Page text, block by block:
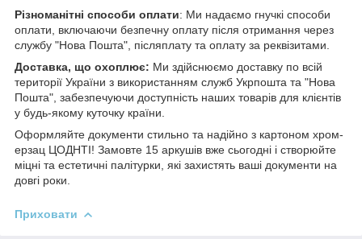
Різноманітні способи оплати: Ми надаємо гнучкі способи
оплати, включаючи безпечну оплату після отримання через
службу "Нова Пошта", післяплату та оплату за реквізитами.
Доставка, що охоплює: Ми здійснюємо доставку по всій
території України з використанням служб Укрпошта та "Нова
Пошта", забезпечуючи доступність наших товарів для клієнтів
у будь-якому куточку країни.
Оформляйте документи стильно та надійно з картоном хром-
ерзац ЦОДНТІ! Замовте 15 аркушів вже сьогодні і створюйте
міцні та естетичні палітурки, які захистять ваші документи на
довгі роки.
Приховати